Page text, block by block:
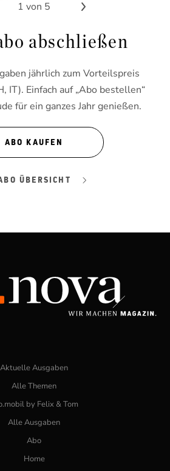
1 von 5
abschließen
jährlich zum Vorteilspreis
IT). Einfach auf „Abo bestellen“
für ein ganzes Jahr genießen.
ABO KAUFEN
ÜBERSICHT
Aktuelle Ausgaben
Alle Themen
by Felix & Tom
Alle Ausgaben
Abo
Home